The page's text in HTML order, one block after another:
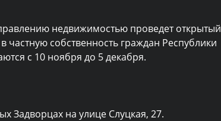
недвижимостью проведет открытый
частную собственность граждан Республики
с 10 ноября до 5 декабря.
Задворцах на улице Слуцкая, 27.